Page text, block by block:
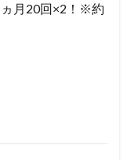
ヵ月 20回×2！※約